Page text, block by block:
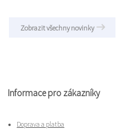
Zobrazit všechny novinky
Informace pro zákazníky
Doprava a platba